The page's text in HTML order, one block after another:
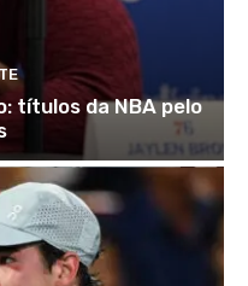
títulos da NBA pelo